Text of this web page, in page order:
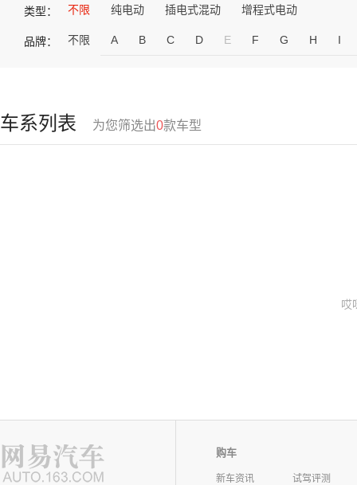
类型： 不限 纯电动 插电式混动 增程式电动
品牌： 不限 A B C D E F G H I
车系列表 为您筛选出0款车型
哎
购车
新车资讯
试驾评测